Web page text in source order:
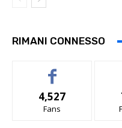
RIMANI CONNESSO
4,527
Fans